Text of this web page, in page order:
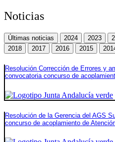
Noticias
Últimas noticias 2024 2023
2018
2017 2016 2015
Resolución Corrección de Errores y
convocatoria concurso de
Resolución de la Gerencia del AGS
concurso de acoplamiento de